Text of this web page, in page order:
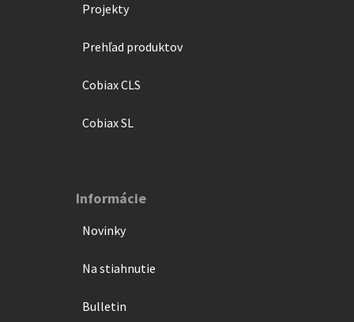
Projekty
Prehľad produktov
Cobiax CLS
Cobiax SL
Informácie
Novinky
Na stiahnutie
Bulletin